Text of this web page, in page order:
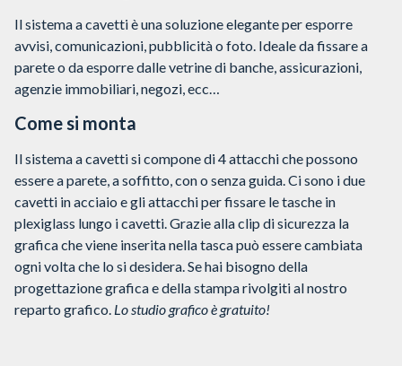
Il sistema a cavetti è una soluzione elegante per esporre
avvisi, comunicazioni, pubblicità o foto. Ideale da fissare a
parete o da esporre dalle vetrine di banche, assicurazioni,
agenzie immobiliari, negozi, ecc…
Come si monta
Il sistema a cavetti si compone di 4 attacchi che possono
essere a parete, a soffitto, con o senza guida. Ci sono i due
cavetti in acciaio e gli attacchi per fissare le tasche in
plexiglass lungo i cavetti. Grazie alla clip di sicurezza la
grafica che viene inserita nella tasca può essere cambiata
ogni volta che lo si desidera. Se hai bisogno della
progettazione grafica e della stampa rivolgiti al nostro
reparto grafico. Lo studio grafico è gratuito!